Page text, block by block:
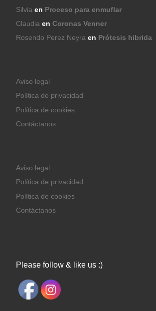
Silvia en Proceso para enmuflar
Claudiaen Coronas Venner
Rosendo Perez Neyraen Prótesis hibrida
Aviso legal
Política de privacidad
Política de cookies
Contáctanos
Aviso legal
Política de privacidad
Política de cookies
Contáctanos
Please follow & like us :)